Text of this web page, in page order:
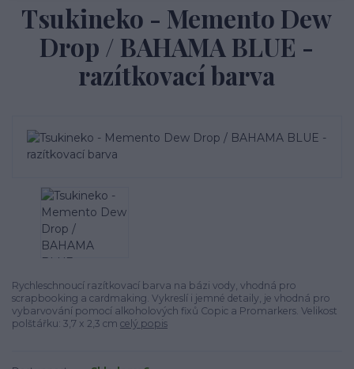
Tsukineko - Memento Dew
Drop / BAHAMA BLUE -
razítkovací barva
Rychleschnoucí razítkovací barva na bázi vody, vhodná pro
scrapbooking a cardmaking. Vykreslí i jemné detaily, je vhodná pro
vybarvování pomocí alkoholových fixů Copic a Promarkers. Velikost
polštářku: 3,7 x 2,3 cm celý popis